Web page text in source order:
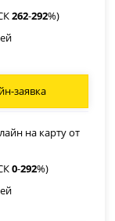
262-292%)
заявка
на карту от
0-292%)